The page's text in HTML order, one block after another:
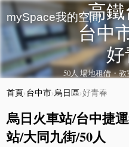
mySpace我的空間
高
台中
50人 場地租借・
首頁›台中市›烏日區›好青春
烏日火車站/台中捷
站/大同九街/50人